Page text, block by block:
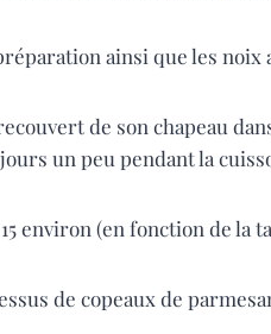
ainsi que les
de son chapeau
un peu pendant la
environ (en fonction de la
de copeaux de